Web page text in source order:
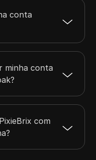
conta
minha conta
com